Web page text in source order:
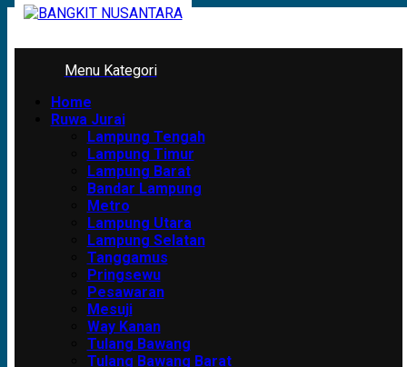
Skip
content
Menu Kategori
Home
Ruwa Jurai
Lampung Tengah
Lampung Timur
Lampung Barat
Bandar Lampung
Metro
Lampung Utara
Lampung Selatan
Tanggamus
Pringsewu
Pesawaran
Mesuji
Way Kanan
Tulang Bawang
Tulang Bawang Barat